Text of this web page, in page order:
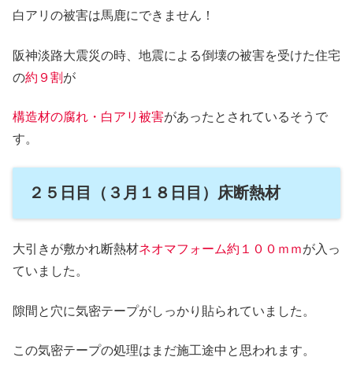
白アリの被害は馬鹿にできません！
阪神淡路大震災の時、地震による倒壊の被害を受けた住宅
の約９割 が
構造材の腐れ・白アリ被害があったとされているそうで
す。
２５日目（３月１８日目）床断熱材
大引きが敷かれ断熱材ネオマフォーム約１００ｍｍが入っ
ていました。
隙間と穴に気密テープがしっかり貼られていました。
この気密テープの処理はまだ施工途中と思われます。